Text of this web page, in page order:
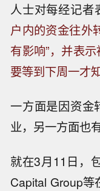
人士对每经记者
户内的资金往外
有影响”，并表
要等到下周一才
一方面是因资金
业，另一方面也
就在3月11日，
Capital Group等